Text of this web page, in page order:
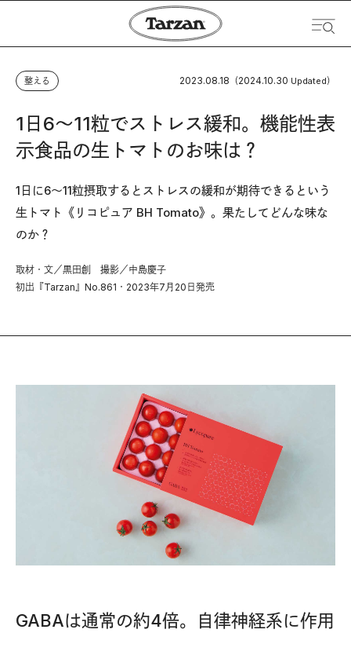
整える 2023.08.18 （2024.10.30 Updated）
1日6〜11粒でストレス緩和。機能性表
示食品の生トマトのお味は？
1日に6～11粒摂取するとストレスの緩和が期待できるという
生トマト《リコピュア BH Tomato》。果たしてどんな味な
のか？
取材・文／黒田創 撮影／中島慶子
初出『Tarzan』No.861・2023年7月20日発売
GABAは通常の約4倍。自律神経系に作用